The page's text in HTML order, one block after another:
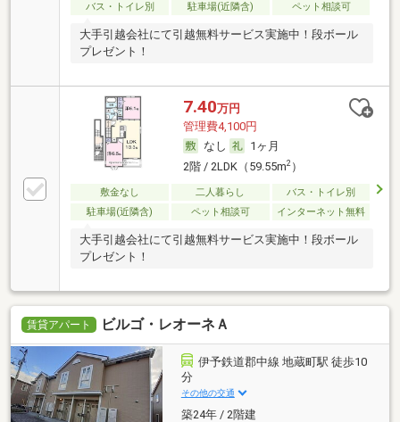
バス・トイレ別
駐車場(近隣含) ペット相談可
大手引越会社にて引越無料サービス実施中！段ボール
プレゼント！
7.40万円
管理費4,100円
なし
1ヶ月
2階 / 2LDK（59.55m2）
敷金なし 二人暮らし
バス・トイレ別
駐車場(近隣含)
ペット相談可 インターネット無料
大手引越会社にて引越無料サービス実施中！段ボール
プレゼント！
賃貸アパート ビルゴ・レオーネＡ
伊予鉄道郡中線 地蔵町駅 徒歩10
分
その他の交通
築24年 / 2階建